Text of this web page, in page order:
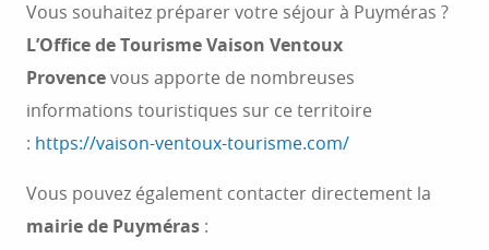
Vous souhaitez préparer votre séjour à Puyméras ?
L’Office de Tourisme Vaison Ventoux
Provencevous apporte de nombreuses
informations touristiques sur ce territoire
: https://vaison-ventoux-tourisme.com/
Vous pouvez également contacter directement la
mairie de Puyméras :